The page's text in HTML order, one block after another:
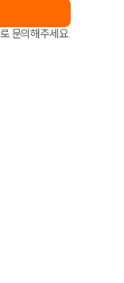
로 문의해주세요.